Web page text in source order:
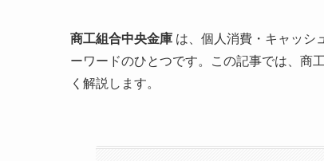
商工組合中央金庫 は、個人消費・キャッシ
ーワードのひとつです。この記事では、商
く解説します。